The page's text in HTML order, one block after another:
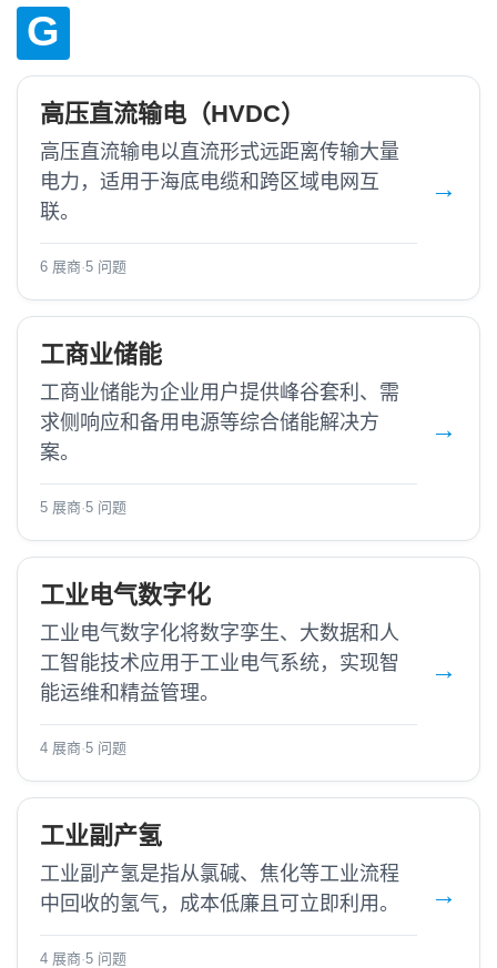
G
高压直流输电（HVDC）
高压直流输电以直流形式远距离传输大量
电力，适用于海底电缆和跨区域电网互
联。
6 展商·5 问题
工商业储能
工商业储能为企业用户提供峰谷套利、需
求侧响应和备用电源等综合储能解决方
案。
5 展商·5 问题
工业电气数字化
工业电气数字化将数字孪生、大数据和人
工智能技术应用于工业电气系统，实现智
能运维和精益管理。
4 展商·5 问题
工业副产氢
工业副产氢是指从氯碱、焦化等工业流程
中回收的氢气，成本低廉且可立即利用。
4 展商·5 问题